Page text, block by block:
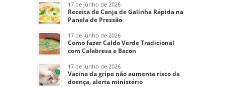
17 de junho de 2026
Receita de Canja de Galinha Rápida na
Panela de Pressão
17 de junho de 2026
Como fazer Caldo Verde Tradicional
com Calabresa e Bacon
17 de junho de 2026
Vacina da gripe não aumenta risco da
doença, alerta ministério